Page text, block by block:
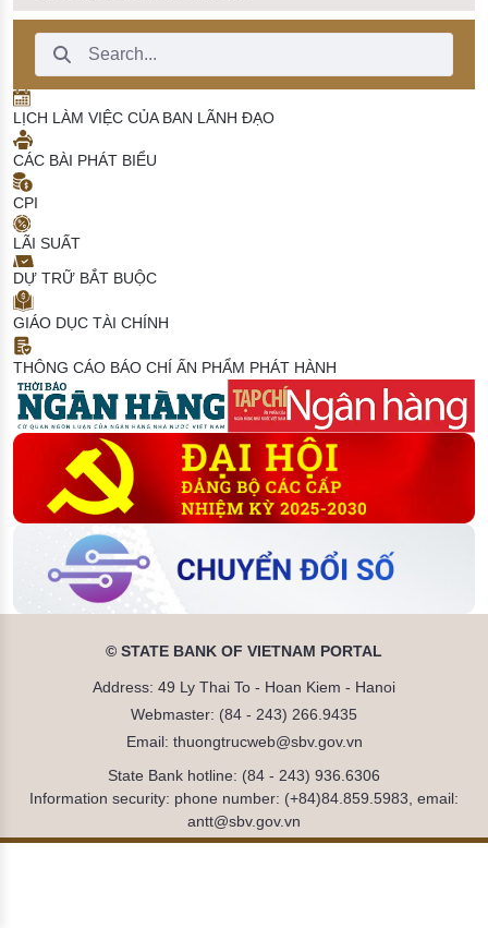
Search Bar
LỊCH LÀM VIỆC CỦA BAN LÃNH ĐẠO
CÁC BÀI PHÁT BIỂU
CPI
LÃI SUẤT
DỰ TRỮ BẮT BUỘC
GIÁO DỤC TÀI CHÍNH
THÔNG CÁO BÁO CHÍ ẤN PHẨM PHÁT HÀNH
© STATE BANK OF VIETNAM PORTAL
Address: 49 Ly Thai To - Hoan Kiem - Hanoi
Webmaster: (84 - 243) 266.9435
Email: thuongtrucweb@sbv.gov.vn
State Bank hotline: (84 - 243) 936.6306
Information security: phone number: (+84)84.859.5983, email:
antt@sbv.gov.vn